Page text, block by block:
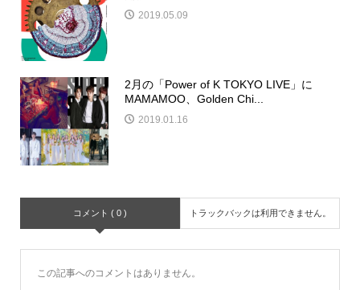
2019.05.09
2月の「Power of K TOKYO LIVE」に
MAMAMOO、Golden Chi...
2019.01.16
コメント ( 0 ) トラックバックは利用できません。
この記事へのコメントはありません。